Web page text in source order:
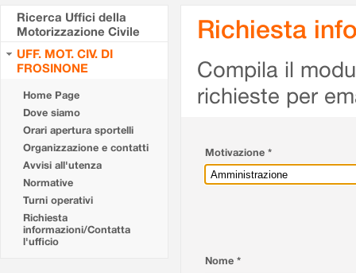
Ricerca Uffici della
Motorizzazione Civile
UFF. MOT. CIV. DI
FROSINONE
Home Page
Dove siamo
Orari apertura sportelli
Organizzazione e contatti
Avvisi all'utenza
Normative
Turni operativi
Richiesta
informazioni/Contatta
l'ufficio
Richiesta
Compila il
richieste per
Motivazione *
Nome *